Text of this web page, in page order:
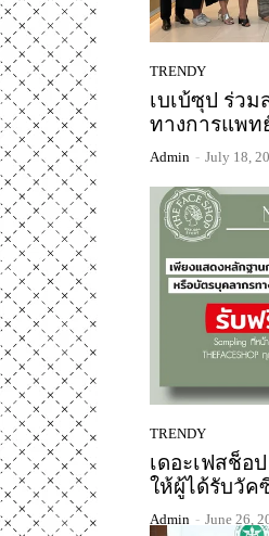
TRENDY
เบเบ้ซุป ร่ว
ทางการแพท
Admin - July 18,
TRENDY
เดอะเฟสช็อ
ให้ผู้ได้รับวัค
Admin - June 26,